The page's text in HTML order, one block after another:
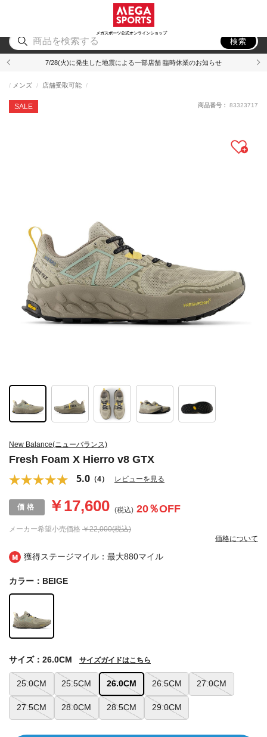
メガスポーツ公式オンラインショップ
アウトドア
検索
7/28(火)に発生した地震による一部店舗 臨時休業のお知らせ
獲得ステージマイル：最大880マイル
New Balance(ニューバランス)
Fresh Foam X Hierro v8 GTX
5.0 （4） レビューを見る
SALE
メンズ 店舗受取可能
メーカー希望小売価格 ￥22,000(税込)
￥17,600 (税込) 20％OFF
価格について
商品番号： 83323717
カラー：BEIGE
25.0CM 25.5CM 26.0CM 26.5CM 27.0CM
27.5CM 28.0CM 28.5CM 29.0CM
サイズ：26.0CM サイズガイドはこちら